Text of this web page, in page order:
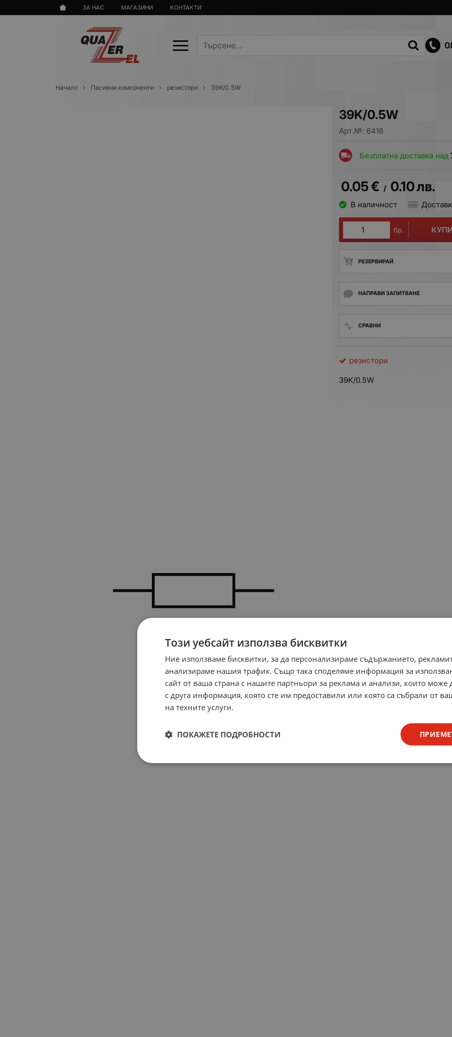
ЗА НАС МАГАЗИНИ КОНТАКТИ
Начало Пасивни компоненти резистори 39K/0.5W
39K/0.5W
Арт.№: 6416
Безплатна доставка над
0.05€ / 0.10лв.
В наличност
бр.
РЕЗЕРВИРАЙ
НАПРАВИ ЗАПИТВАНЕ
СРАВНИ
резистори
39K/0.5W
Този уебсайт използва бисквитки
Ние използваме бисквитки, за да персонализираме съдържанието,
анализираме нашия трафик. Също така споделяме информация за
сайт от ваша страна с нашите партньори за реклама и анализи, които може
с друга информация, която сте им предоставили или която са събрали от
на техните услуги.
ПОКАЖЕТЕ ПОДРОБНОСТИ